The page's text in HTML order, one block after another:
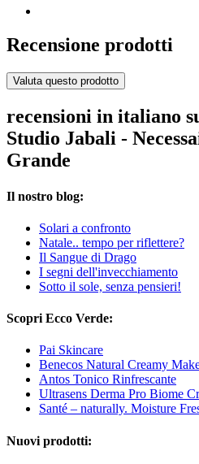
Recensione prodotti
Valuta questo prodotto
recensioni in italiano
Studio Jabali -
Grande
Il nostro blog:
Solari a confronto
Natale.. tempo per riflettere?
Il Sangue di Drago
I segni dell'invecchiamento
Sotto il sole, senza pensieri!
Scopri Ecco Verde:
Pai Skincare
Benecos Natural Creamy
Antos Tonico Rinfrescante
Ultrasens Derma Pro Biome
Santé – naturally. Moisture
Nuovi prodotti: